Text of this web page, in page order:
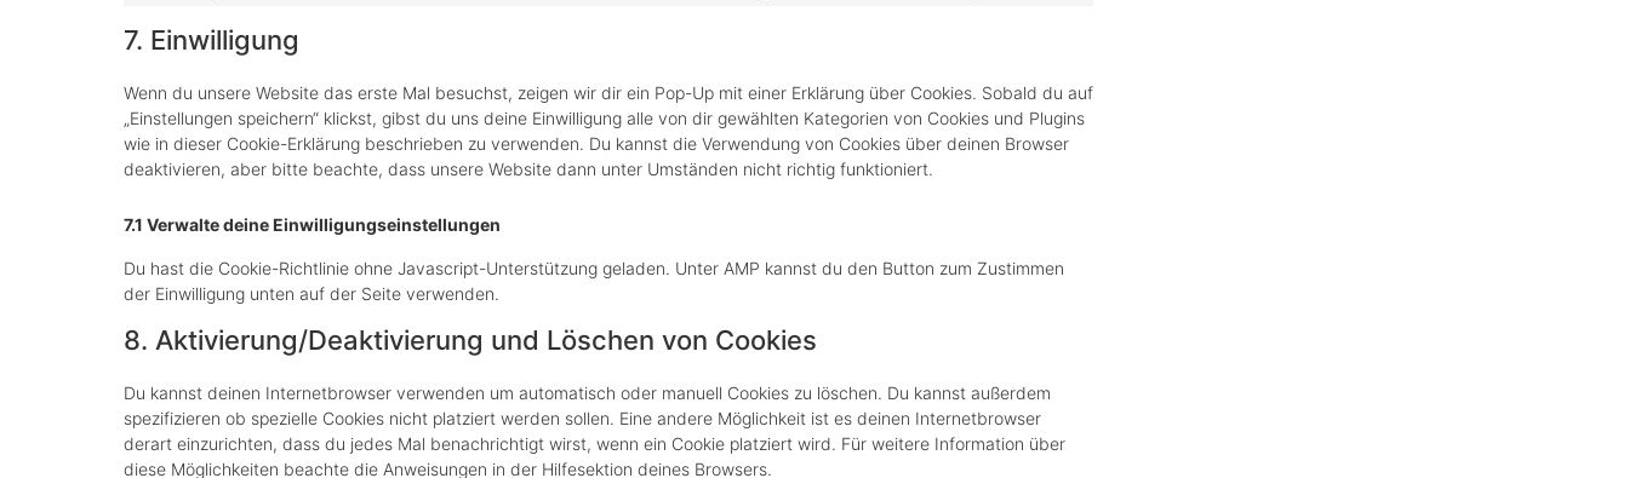
7. Einwilligung
Wenn du unsere Website das erste Mal besuchst, zeigen wir dir ein Pop-Up mit einer Erklärung über Cookies. Sobald du auf
„Einstellungen speichern“ klickst, gibst du uns deine Einwilligung alle von dir gewählten Kategorien von Cookies und Plugins
wie in dieser Cookie-Erklärung beschrieben zu verwenden. Du kannst die Verwendung von Cookies über deinen Browser
deaktivieren, aber bitte beachte, dass unsere Website dann unter Umständen nicht richtig funktioniert.
7.1 Verwalte deine Einwilligungseinstellungen
Du hast die Cookie-Richtlinie ohne Javascript-Unterstützung geladen. Unter AMP kannst du den Button zum Zustimmen
der Einwilligung unten auf der Seite verwenden.
8. Aktivierung/Deaktivierung und Löschen von Cookies
Du kannst deinen Internetbrowser verwenden um automatisch oder manuell Cookies zu löschen. Du kannst außerdem
spezifizieren ob spezielle Cookies nicht platziert werden sollen. Eine andere Möglichkeit ist es deinen Internetbrowser
derart einzurichten, dass du jedes Mal benachrichtigt wirst, wenn ein Cookie platziert wird. Für weitere Information über
diese Möglichkeiten beachte die Anweisungen in der Hilfesektion deines Browsers.